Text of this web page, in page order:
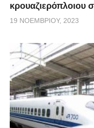
κρουαζιερόπλοιου
19 ΝΟΕΜΒΡΊΟΥ, 2023